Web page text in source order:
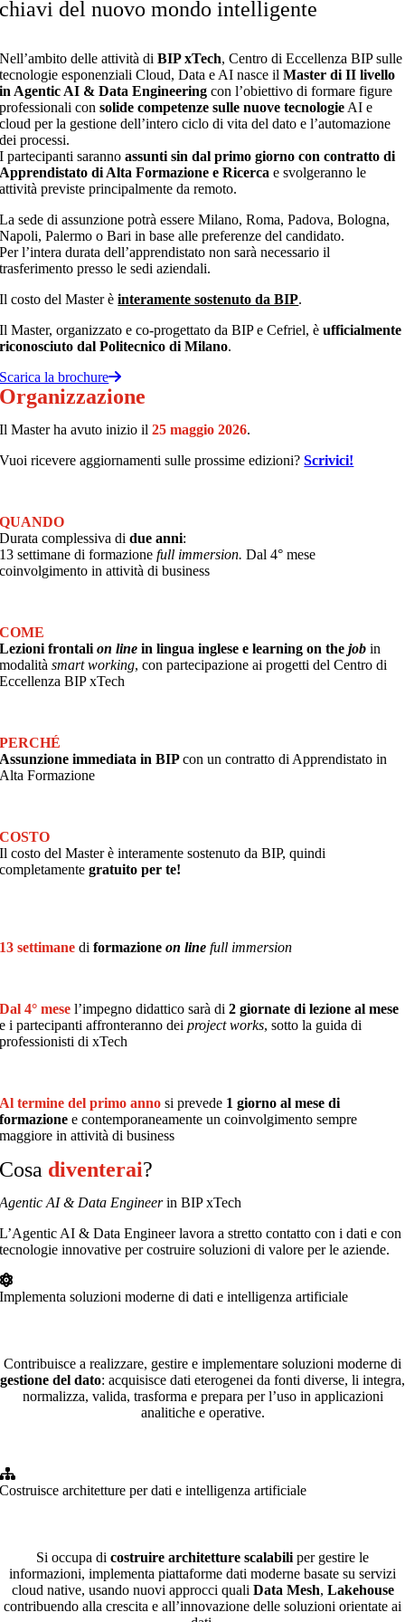
chiavi del nuovo mondo intelligente
Nell’ambito delle attività diBIP xTech, Centro di Eccellenza BIP sulle
tecnologie esponenziali Cloud, Data e AI nasce ilMaster di II livello
in Agentic AI & Data Engineering con l’obiettivo di formare figure
professionali consolide competenze sulle nuove tecnologie AI e
cloud per la gestione dell’intero ciclo di vita del dato e l’automazione
dei processi.
I partecipanti sarannoassunti sin dal primo giorno con contratto di
Apprendistato di Alta Formazione e Ricerca e svolgeranno le
attività previste principalmente da remoto.
La sede di assunzione potrà essere Milano, Roma, Padova, Bologna,
Napoli, Palermo o Bari in base alle preferenze del candidato.
Per l’intera durata dell’apprendistato non sarà necessario il
trasferimento presso le sedi aziendali.
Il costo del Master èinteramente sostenuto da BIP.
Il Master, organizzato e co-progettato da BIP e Cefriel, èufficialmente
riconosciuto dal Politecnico di Milano.
Scarica la brochure
Organizzazione
Il Master ha avuto inizio il25 maggio 2026.
Vuoi ricevere aggiornamenti sulle prossime edizioni?Scrivici!
QUANDO
Durata complessiva didue anni:
13 settimane di formazionefull immersion.Dal4° mese
coinvolgimento in attività di business
COME
Lezioni frontalion line in lingua inglese e learning on thejobin
modalitàsmart working, con partecipazione ai progetti del Centro di
Eccellenza BIP xTech
PERCHÉ
Assunzione immediata in BIPcon un contratto di Apprendistato in
Alta Formazione
COSTO
Il costo del Master è interamente sostenuto da BIP, quindi
completamentegratuito per te!
13 settimane diformazione on line full immersion
Dal 4° mese l’impegno didattico sarà di2 giornate di lezione al mese
e i partecipanti affronteranno deiproject works, sotto la guida di
professionisti di xTech
Al termine del primo annosi prevede 1 giorno al mese di
formazione e contemporaneamente un coinvolgimento sempre
maggiore in attività di business
Cosa diventerai?
Agentic AI & Data Engineer in BIP xTech
L’Agentic AI & Data Engineer lavora a stretto contatto con i dati e con
tecnologie innovative per costruire soluzioni di valore per le aziende.
Implementa soluzioni moderne di dati e intelligenza artificiale
Contribuisce a realizzare, gestire e implementare soluzioni moderne di
gestione del dato: acquisisce dati eterogenei da fonti diverse, li integra,
normalizza, valida, trasforma e prepara per l’uso in applicazioni
analitiche e operative.
Costruisce architetture per dati e intelligenza artificiale
Si occupa di costruire architetture scalabili per gestire le
informazioni, implementa piattaforme dati moderne basate su servizi
cloud native, usando nuovi approcci quali Data Mesh, Lakehouse
contribuendo alla crescita e all’innovazione delle soluzioni orientate ai